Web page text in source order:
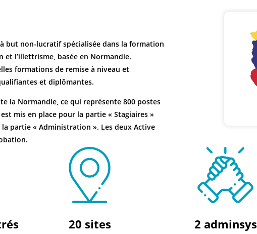
but non-lucratif spécialisée dans la formation
l’illettrisme, basée en Normandie.
formations de remise à niveau et
et diplômantes.
la Normandie, ce qui représente 800 postes
mis en place pour la partie « Stagiaires »
partie « Administration ». Les deux Active
20 sites 2 adminsys